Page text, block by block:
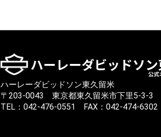
ハーレーダビッドソン東久留米
〒203-0043 東京都東久留米市下里5-3-3
TEL：042-476-0551 FAX：042-474-6302